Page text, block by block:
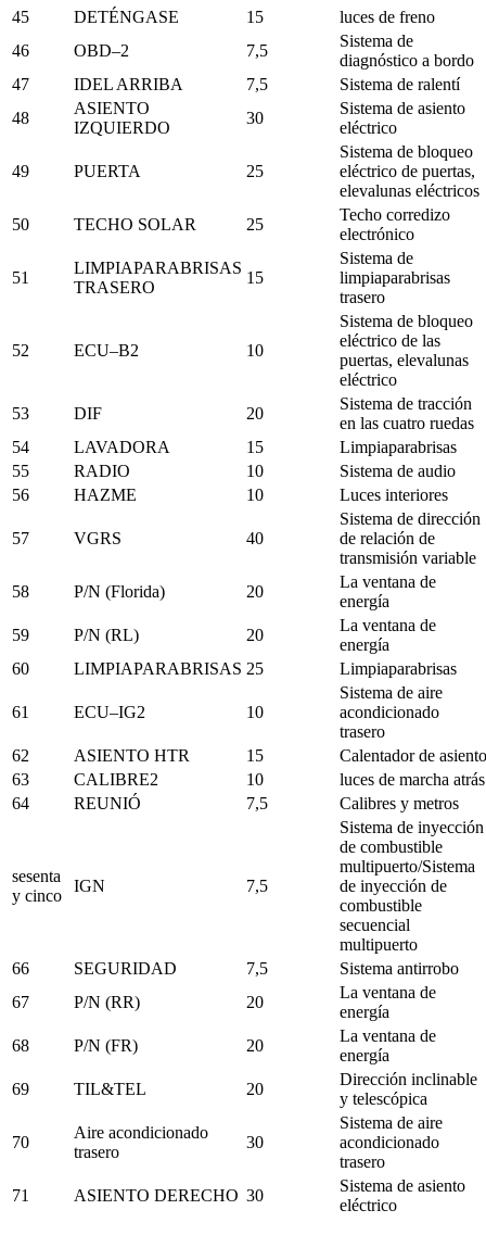
45
DETÉNGASE 15
luces de freno
46
OBD–2 7,5
Sistema de
diagnóstico a bordo
47
IDEL ARRIBA 7,5
Sistema de ralentí
48
ASIENTO
IZQUIERDO
30
Sistema de asiento
eléctrico
49 PUERTA 25
Sistema de bloqueo
eléctrico de puertas,
elevalunas eléctricos
50
TECHO SOLAR 25
Techo corredizo
electrónico
51
LIMPIAPARABRISAS
TRASERO
15
Sistema de
limpiaparabrisas
trasero
52 ECU–B2 10
Sistema de bloqueo
eléctrico de las
puertas, elevalunas
eléctrico
53
DIF 20
Sistema de tracción
en las cuatro ruedas
54
LAVADORA 15
Limpiaparabrisas
55
RADIO 10
Sistema de audio
56
HAZME 10 Luces interiores
57 VGRS 40
Sistema de dirección
de relación de
transmisión variable
58
P/N (Florida) 20
La ventana de
energía
59
P/N (RL) 20
La ventana de
energía
60
LIMPIAPARABRISAS 25 Limpiaparabrisas
61 ECU–IG2 10
Sistema de aire
acondicionado
trasero
62
ASIENTO HTR 15
Calentador de asiento
63
CALIBRE2 10
luces de marcha atrás
64
REUNIÓ 7,5 Calibres y metros
sesenta
y cinco
IGN 7,5
Sistema de inyección
de combustible
multipuerto/Sistema
de inyección de
combustible
secuencial
multipuerto
66
SEGURIDAD 7,5
Sistema antirrobo
67
P/N (RR) 20
La ventana de
energía
68
P/N (FR) 20
La ventana de
energía
69
TIL&TEL 20
Dirección inclinable
y telescópica
70
Aire acondicionado
trasero
30
Sistema de aire
acondicionado
trasero
71
ASIENTO DERECHO 30
Sistema de asiento
eléctrico